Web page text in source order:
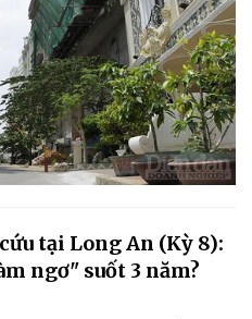
tại Long An (Kỳ 8):
ngơ" suốt 3 năm?